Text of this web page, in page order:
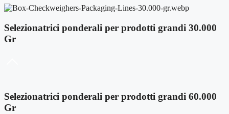
Selezionatrici ponderali per prodotti grandi 30.000
Gr
Selezionatrici ponderali per prodotti grandi 60.000
Gr